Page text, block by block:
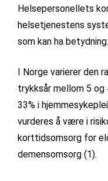
Helsepersonellets
helsetjenestens
som kan ha betydning.
I Norge varierer den
trykksår mellom 5 og
33% i
vurderes å være i
korttidsomsorg for
demensomsorg (1).